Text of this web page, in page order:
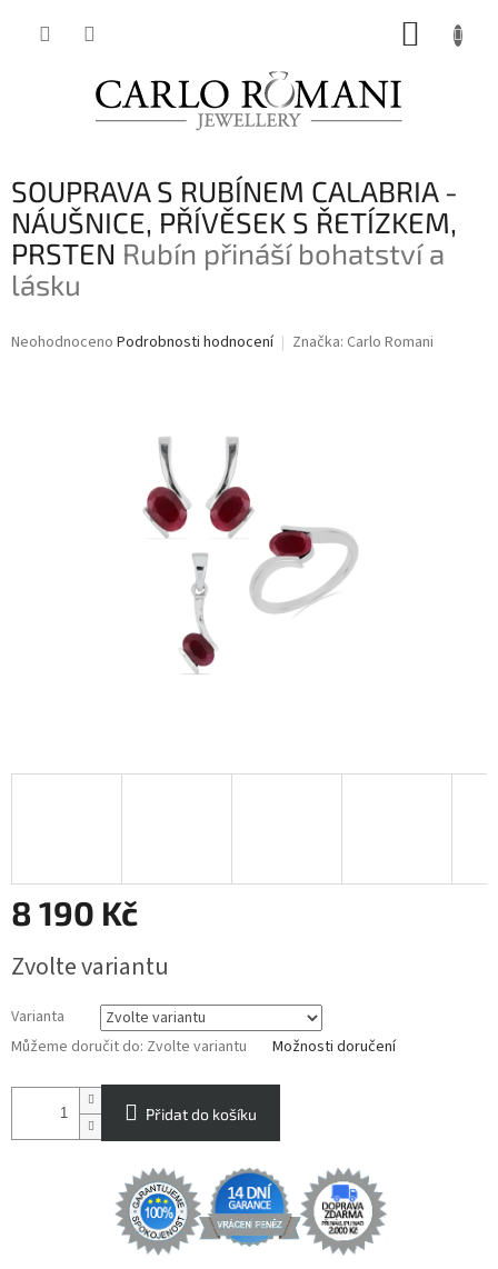
SOUPRAVA S RUBÍNEM CALABRIA -
NÁUŠNICE, PŘÍVĚSEK S ŘETÍZKEM,
PRSTEN Rubín přináší bohatství a
lásku
Průměrné
Neohodnoceno Podrobnosti hodnocení Značka: Carlo Romani
8 190 Kč
cena:
Zvolte variantu
Varianta
Můžeme doručit do: Zvolte variantu Možnosti doručení
Přidat do košíku